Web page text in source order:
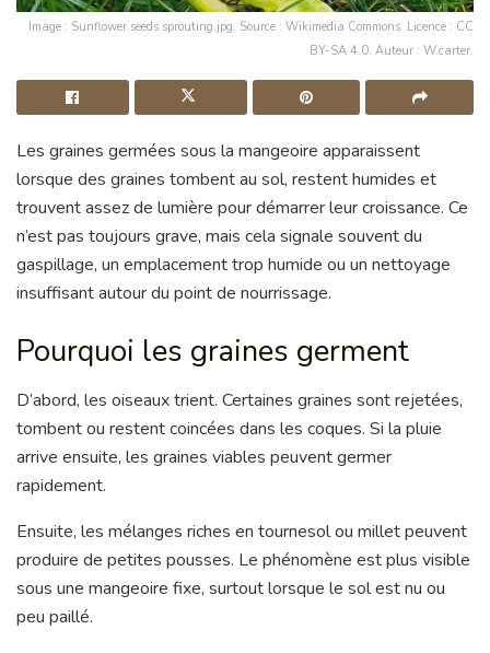
Image : Sunflower seeds sprouting.jpg. Source : Wikimedia Commons. Licence : CC
BY-SA 4.0. Auteur : W.carter.
Les graines germées sous la mangeoire apparaissent
lorsque des graines tombent au sol, restent humides et
trouvent assez de lumière pour démarrer leur croissance. Ce
n’est pas toujours grave, mais cela signale souvent du
gaspillage, un emplacement trop humide ou un nettoyage
insuffisant autour du point de nourrissage.
Pourquoi les graines germent
D’abord, les oiseaux trient. Certaines graines sont rejetées,
tombent ou restent coincées dans les coques. Si la pluie
arrive ensuite, les graines viables peuvent germer
rapidement.
Ensuite, les mélanges riches en tournesol ou millet peuvent
produire de petites pousses. Le phénomène est plus visible
sous une mangeoire fixe, surtout lorsque le sol est nu ou
peu paillé.